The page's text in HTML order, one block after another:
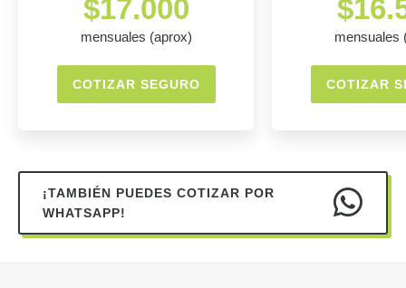
$17.000
mensuales (aprox)
COTIZAR SEGURO
mensuales
COTIZAR
¡TAMBIÉN PUEDES COTIZAR POR
WHATSAPP!